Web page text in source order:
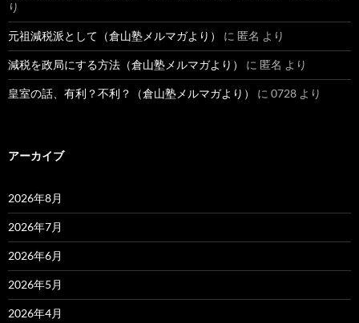
り
元祖減税派として（倉山塾メルマガより） に 匿名 より
減税を政局にする方法（倉山塾メルマガより） に 匿名 より
皇室の話、有利？不利？（倉山塾メルマガより） に 0728 より
アーカイブ
2026年8月
2026年7月
2026年6月
2026年5月
2026年4月